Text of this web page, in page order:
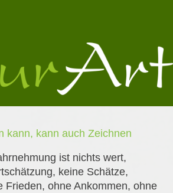
kann, kann auch Zeichnen
ist nichts wert,
keine Schätze,
Frieden, ohne Ankommen, ohne